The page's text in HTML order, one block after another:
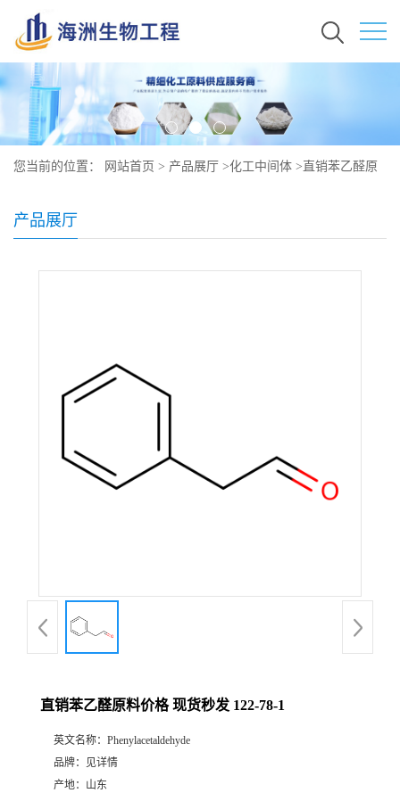
您当前的位置： 网站首页 > 产品展厅 >化工中间体 > 直销苯乙醛原
产品展厅
直销苯乙醛原料价格 现货秒发 122-78-1
英文名称： Phenylacetaldehyde
品牌：
见详情
产地： 山东